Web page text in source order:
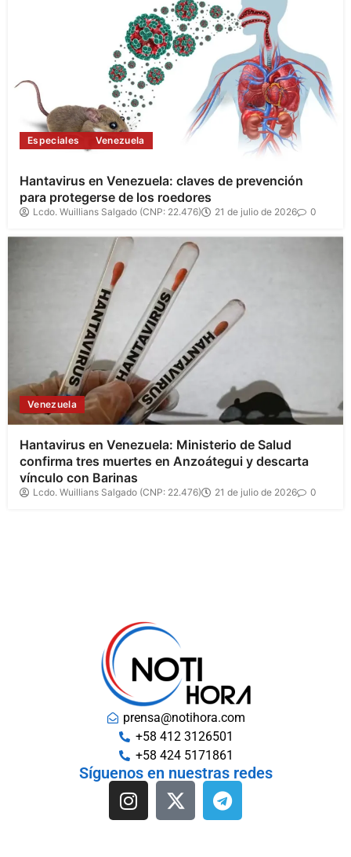
Especiales Venezuela
Hantavirus en Venezuela: claves de prevención
para protegerse de los roedores
Lcdo. Wuillians Salgado (CNP: 22.476) 21 de julio de 2026 0
Venezuela
Hantavirus en Venezuela: Ministerio de Salud
confirma tres muertes en Anzoátegui y descarta
vínculo con Barinas
Lcdo. Wuillians Salgado (CNP: 22.476) 21 de julio de 2026 0
prensa@notihora.com
+58 412 3126501
+58 424 5171861
Síguenos en nuestras redes